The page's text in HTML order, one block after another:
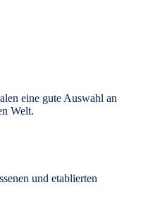
eine gute Auswahl an
Welt.
und etablierten